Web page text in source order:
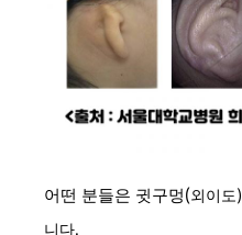
어떤 분들은 귓구멍(외이도)
니다.